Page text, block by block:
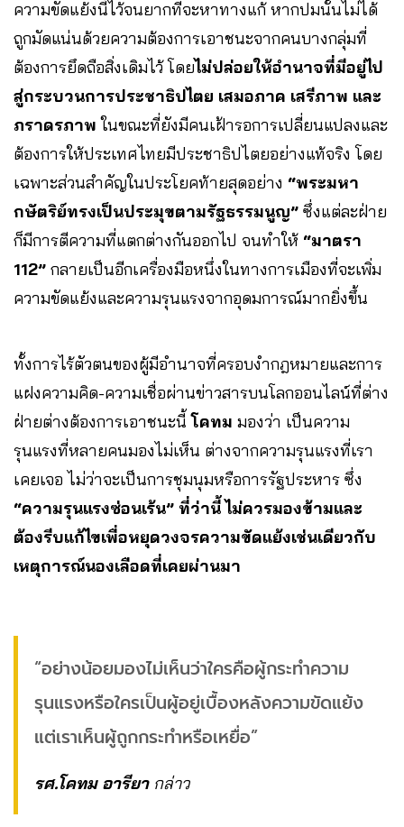
ความขัดแย้งนี้ไว้จนยากที่จะหาทางแก้ หากปมนั้นไม่ได้
ถูกมัดแน่นด้วยความต้องการเอาชนะจากคนบางกลุ่มที่
ต้องการยึดถือสิ่งเดิมไว้ โดยไม่ปล่อยให้อำนาจที่มีอยู่ไป
สู่กระบวนการประชาธิปไตย เสมอภาค เสรีภาพ และ
ภราดรภาพ ในขณะที่ยังมีคนเฝ้ารอการเปลี่ยนแปลงและ
ต้องการให้ประเทศไทยมีประชาธิปไตยอย่างแท้จริง โดย
เฉพาะส่วนสำคัญในประโยคท้ายสุดอย่าง “พระมหา
กษัตริย์ทรงเป็นประมุขตามรัฐธรรมนูญ” ซึ่งแต่ละฝ่าย
ก็มีการตีความที่แตกต่างกันออกไป จนทำให้ “มาตรา
112” กลายเป็นอีกเครื่องมือหนึ่งในทางการเมืองที่จะเพิ่ม
ความขัดแย้งและความรุนแรงจากอุดมการณ์มากยิ่งขึ้น
ทั้งการไร้ตัวตนของผู้มีอำนาจที่ครอบงำกฎหมายและการ
แฝงความคิด-ความเชื่อผ่านข่าวสารบนโลกออนไลน์ที่ต่าง
ฝ่ายต่างต้องการเอาชนะนี้โคทม มองว่า เป็นความ
รุนแรงที่หลายคนมองไม่เห็น ต่างจากความรุนแรงที่เรา
เคยเจอ ไม่ว่าจะเป็นการชุมนุมหรือการรัฐประหาร ซึ่ง
“ความรุนแรงซ่อนเร้น” ที่ว่านี้ ไม่ควรมองข้ามและ
ต้องรีบแก้ไขเพื่อหยุดวงจรความขัดแย้งเช่นเดียวกับ
เหตุการณ์นองเลือดที่เคยผ่านมา
“อย่างน้อยมองไม่เห็นว่าใครคือผู้กระทำความ
รุนแรงหรือใครเป็นผู้อยู่เบื้องหลังความขัดแย้ง
แต่เราเห็นผู้ถูกกระทำหรือเหยื่อ”
รศ.โคทม อารียากล่าว